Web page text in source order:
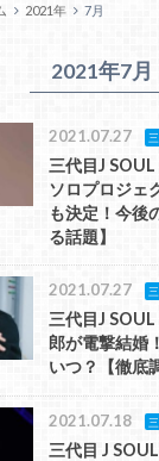
2021年 7月
2021年7月
2021.07.27
三代目J
ソロプロジェ
も決定！今後
る話題】
2021.07.27
三代目J
郎が電撃結婚
いつ？【徹底
2021.07.18
三代目 J